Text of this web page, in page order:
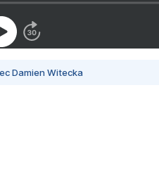
Damien Witecka